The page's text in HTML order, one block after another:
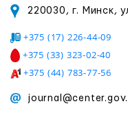
220030, г. Минск,
+375 (17) 226-44-09
+375 (33) 323-02-40
+375 (44) 783-77-56